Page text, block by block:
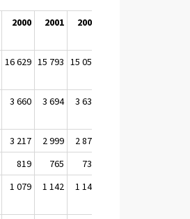
2000 2001 2002
16 629 15 793 15 051
3 660 3 694 3 631
3 217 2 999 2 872
819 765 734
1 079 1 142 1 147